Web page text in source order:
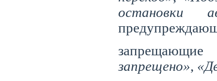
остановки
запрещено»,